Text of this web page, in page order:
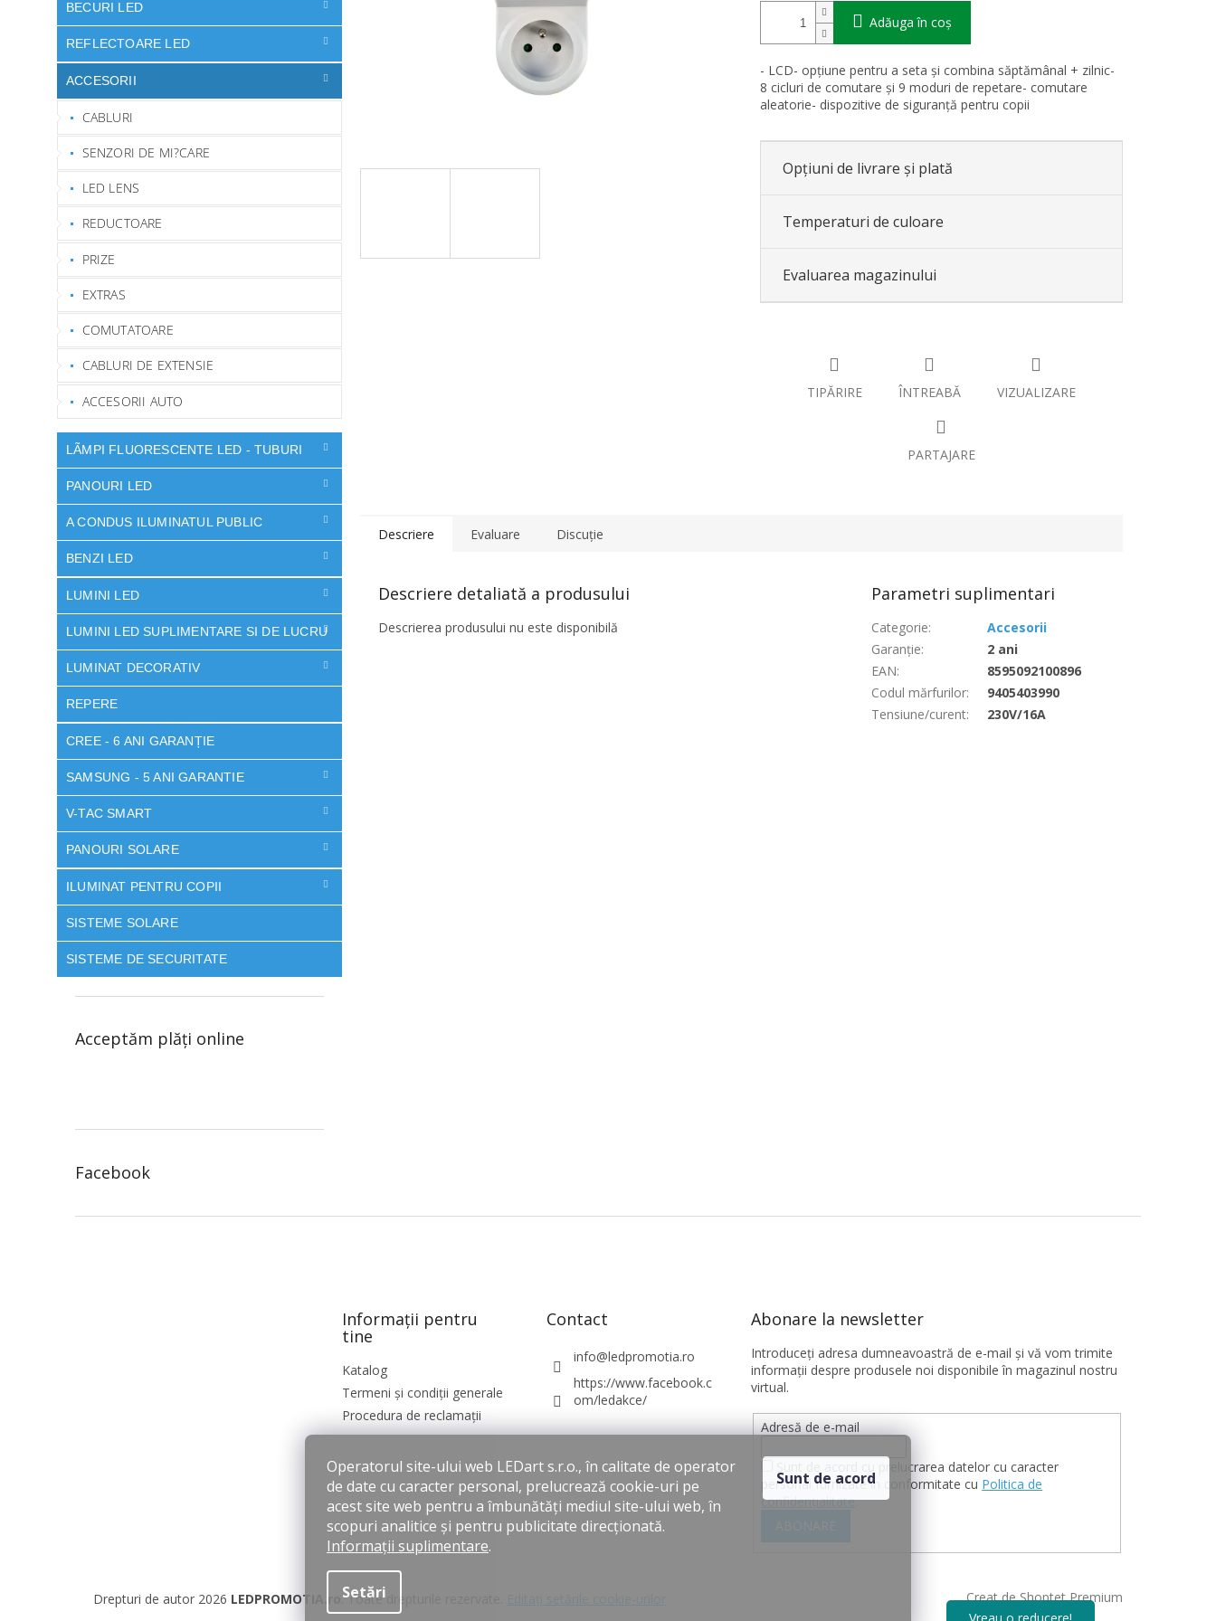
Operatorul site-ului web LEDart s.r.o., în calitate de operator
de date cu caracter personal, prelucrează cookie-uri pe
acest site web pentru a îmbunătăți mediul site-ului web, în
scopuri analitice și pentru publicitate direcționată.
Informații suplimentare.
Setări
Sunt de acord
BECURI LED
REFLECTOARE LED
ACCESORII
CABLURI
SENZORI DE MI?CARE
LED LENS
REDUCTOARE
PRIZE
EXTRAS
COMUTATOARE
CABLURI DE EXTENSIE
ACCESORII AUTO
LÃMPI FLUORESCENTE LED - TUBURI
PANOURI LED
A CONDUS ILUMINATUL PUBLIC
BENZI LED
LUMINI LED
LUMINI LED SUPLIMENTARE SI DE LUCRU
LUMINAT DECORATIV
REPERE
CREE - 6 ANI GARANȚIE
SAMSUNG - 5 ANI GARANTIE
V-TAC SMART
PANOURI SOLARE
ILUMINAT PENTRU COPII
SISTEME SOLARE
SISTEME DE SECURITATE
Acceptăm plăţi online
Facebook
Adăuga în coş
- LCD- opțiune pentru a seta și combina săptămânal + zilnic-
8 cicluri de comutare și 9 moduri de repetare- comutare
aleatorie- dispozitive de siguranță pentru copii
Opțiuni de livrare și plată
Temperaturi de culoare
Evaluarea magazinului
TIPĂRIRE ÎNTREABĂ VIZUALIZARE
PARTAJARE
Descriere Evaluare Discuţie
Descriere detaliată a produsului
Descrierea produsului nu este disponibilă
Parametri suplimentari
Categorie:
Accesorii
Garanţie:
2 ani
EAN:
8595092100896
Codul mărfurilor:
9405403990
Tensiune/curent: 230V/16A
Informații pentru
tine
Katalog
Termeni și condiții generale
Procedura de reclamații
Contact
info@ledpromotia.ro
https://www.facebook.c
om/ledakce/
Abonare la newsletter
Introduceţi adresa dumneavoastră de e-mail şi vă vom trimite
informaţii despre produsele noi disponibile în magazinul nostru
virtual.
Adresă de e-mail
Sunt de acord cu prelucrarea datelor cu caracter
personal furnizate în conformitate cu Politica de
confidențialitate.
Creat de Shoptet Premium
Drepturi de autor 2026 LEDPROMOTIA.ro . Toate drepturile rezervate.